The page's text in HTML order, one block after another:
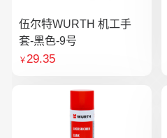
伍尔特WURTH 机工手
套-黑色-9号
￥29.35